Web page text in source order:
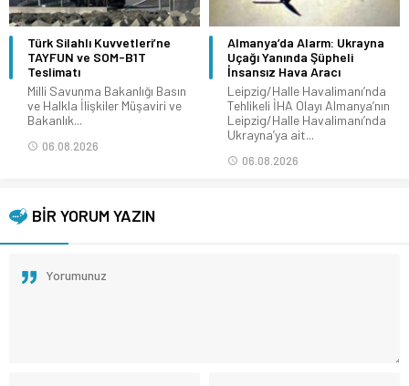
Türk Silahlı Kuvvetleri’ne
TAYFUN ve SOM-B1T
Teslimatı
Milli Savunma Bakanlığı Basın
ve Halkla İlişkiler Müşaviri ve
Bakanlık...
06.08.2026
Almanya’da Alarm: Ukrayna
Uçağı Yanında Şüpheli
İnsansız Hava Aracı
Leipzig/Halle Havalimanı’nda
Tehlikeli İHA Olayı Almanya’nın
Leipzig/Halle Havalimanı’nda
Ukrayna’ya ait...
06.08.2026
BİR YORUM YAZIN